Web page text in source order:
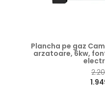
Plancha pe gaz
arzatoare, 6kw,